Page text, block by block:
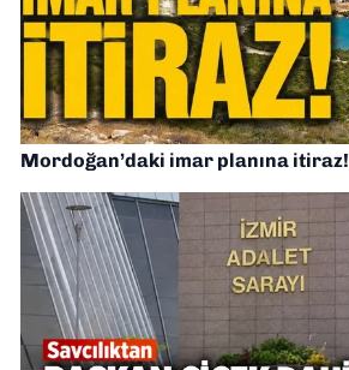
Mordoğan’daki imar planına itiraz!